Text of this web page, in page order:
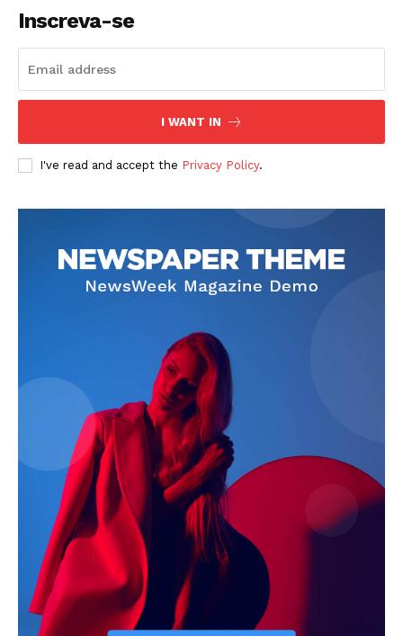
Inscreva-se
I WANT IN
I've read and accept the Privacy Policy.